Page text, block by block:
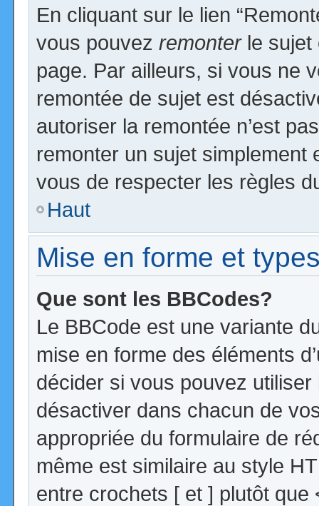
En cliquant sur le lien
vous pouvez remonterle sujet
page. Par ailleurs, si vous ne
remontée de sujet est
autoriser la remontée n’est
remonter un sujet
vous de respecter les règles
Haut
Mise en forme et
Que sont les BBCodes?
Le BBCode est une variante
mise en forme des éléments
décider si vous pouvez
désactiver dans chacun de
appropriée du formulaire de
même est similaire au style
entre crochets [ et ] plutôt que